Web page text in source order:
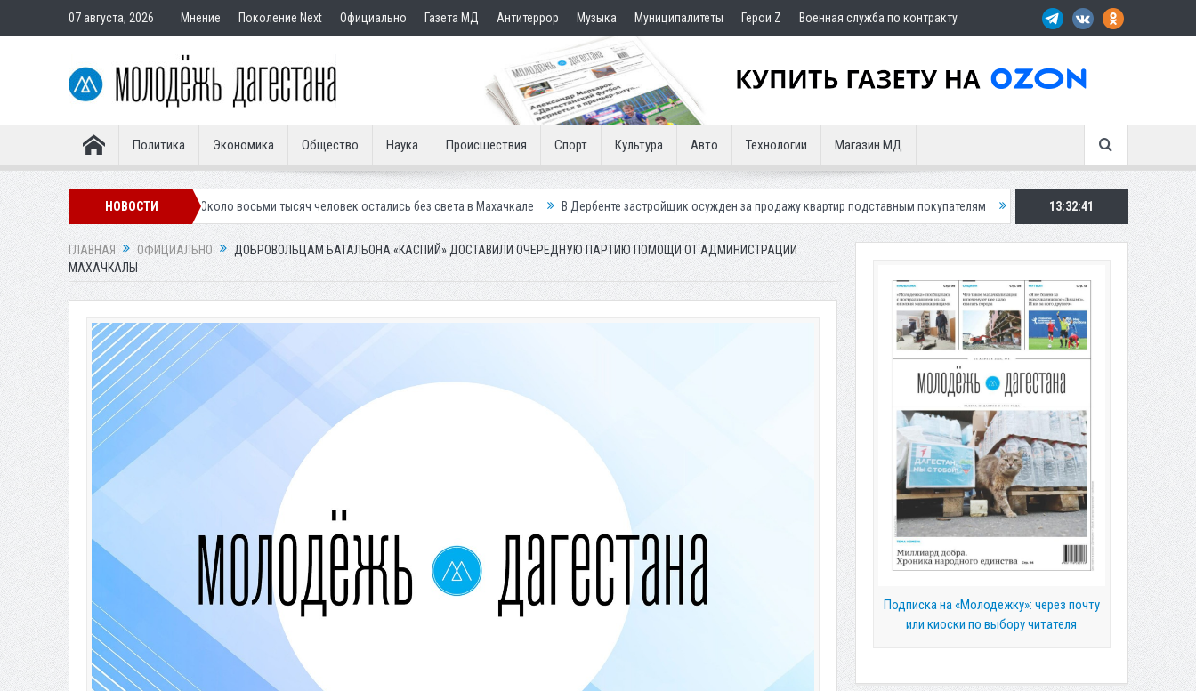
07 августа, 2026 Мнение Поколение Next Официально Газета МД Антитеррор Музыка Муниципалитеты Герои Z Военная служба по контракту
Политика Экономика Общество Наука Происшествия Спорт Культура Авто Технологии Магазин МД
НОВОСТИ
форму Около восьми тысяч человек остались без света в Махачкале В Дербенте застройщик осужден за продажу квартир подставным покупателям Экс-сотрудница Соцфонда получила срок за
13:32:42
ГЛАВНАЯ ОФИЦИАЛЬНО
ДОБРОВОЛЬЦАМ БАТАЛЬОНА «КАСПИЙ» ДОСТАВИЛИ ОЧЕРЕДНУЮ ПАРТИЮ ПОМОЩИ ОТ АДМИНИСТРАЦИИ
МАХАЧКАЛЫ
Подписка на «Молодежку»: через почту
или киоски по выбору читателя